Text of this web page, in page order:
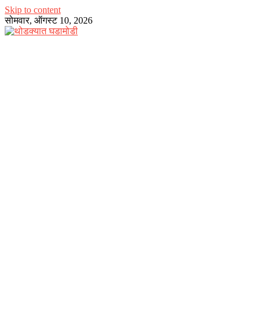
Skip to content
सोमवार, ऑगस्ट 10, 2026